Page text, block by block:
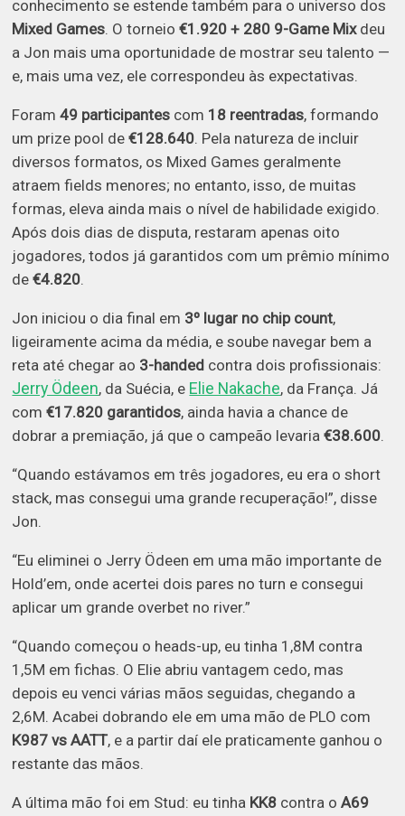
conhecimento se estende também para o universo dos
Mixed Games. O torneio€1.920 + 280 9-Game Mixdeu
a Jon mais uma oportunidade de mostrar seu talento —
e, mais uma vez, ele correspondeu às expectativas.
Foram49 participantes com 18 reentradas, formando
um prize pool de€128.640. Pela natureza de incluir
diversos formatos, os Mixed Games geralmente
atraem fields menores; no entanto, isso, de muitas
formas, eleva ainda mais o nível de habilidade exigido.
Após dois dias de disputa, restaram apenas oito
jogadores, todos já garantidos com um prêmio mínimo
de€4.820.
Jon iniciou o dia final em 3º lugar no chip count,
ligeiramente acima da média, e soube navegar bem a
reta até chegar ao 3-handed contra dois profissionais:
Jerry Ödeen, da Suécia, e Elie Nakache, da França. Já
com€17.820 garantidos, ainda havia a chance de
dobrar a premiação, já que o campeão levaria€38.600.
“Quando estávamos em três jogadores, eu era o short
stack, mas consegui uma grande recuperação!”, disse
Jon.
“Eu eliminei o Jerry Ödeen em uma mão importante de
Hold’em, onde acertei dois pares no turn e consegui
aplicar um grande overbet no river.”
“Quando começou o heads-up, eu tinha 1,8M contra
1,5M em fichas. O Elie abriu vantagem cedo, mas
depois eu venci várias mãos seguidas, chegando a
2,6M. Acabei dobrando ele em uma mão de PLO com
K987 vs AATT, e a partir daí ele praticamente ganhou o
restante das mãos.
A última mão foi em Stud: eu tinha KK8 contra oA69